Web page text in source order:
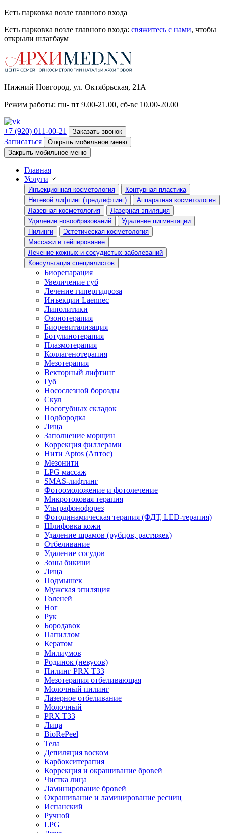
Есть парковка возле главного входа
Есть парковка возле главного входа: свяжитесь с нами, чтобы
открыли шлагбаум
Нижний Новгород, ул. Октябрьская, 21А
Режим работы: пн- пт 9.00-21.00, сб-вс 10.00-20.00
+7 (920) 011-00-21 Заказать звонок
Записаться
Открыть мобильное меню
Закрыть мобильное меню
Главная
Услуги
Инъекционная косметология
Контурная пластика
Нитевой лифтинг (тредлифтинг)
Аппаратная косметология
Лазерная косметология
Лазерная эпиляция
Удаление новообразований
Удаление пигментации
Пилинги
Эстетическая косметология
Массажи и тейпирование
Лечение кожных и сосудистых заболеваний
Консультация специалистов
Биорепарация
Увеличение губ
Лечение гипергидроза
Инъекции Laennec
Липолитики
Озонотерапия
Биоревитализация
Ботулинотерапия
Плазмотерапия
Коллагенотерапия
Мезотерапия
Векторный лифтинг
Губ
Носослезной борозды
Скул
Носогубных складок
Подбородка
Лица
Заполнение морщин
Коррекция филлерами
Нити Aptos (Аптос)
Мезонити
LPG массаж
SMAS-лифтинг
Фотоомоложение и фотолечение
Микротоковая терапия
Ультрафонофорез
Фотодинамическая терапия (ФДТ, LED-терапия)
Шлифовка кожи
Удаление шрамов (рубцов, растяжек)
Отбеливание
Удаление сосудов
Зоны бикини
Лица
Подмышек
Мужская эпиляция
Голеней
Ног
Рук
Бородавок
Папиллом
Кератом
Милиумов
Родинок (невусов)
Пилинг PRX T33
Мезотерапия отбеливающая
Молочный пилинг
Лазерное отбеливание
Молочный
PRX T33
Лица
BioRePeel
Тела
Депиляция воском
Карбокситерапия
Коррекция и окрашивание бровей
Чистка лица
Ламинирование бровей
Окрашивание и ламинирование ресниц
Испанский
Ручной
LPG